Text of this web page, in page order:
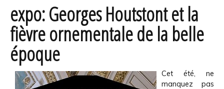
expo: Georges Houtstont et la
fièvre ornementale de la belle
époque
Cet été, ne
manquez pas